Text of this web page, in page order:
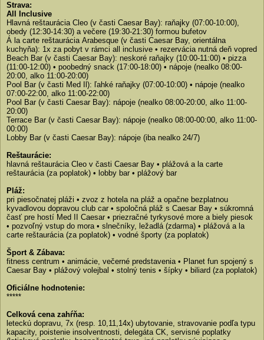
Strava:
All Inclusive
Hlavná reštaurácia Cleo (v časti Caesar Bay): raňajky (07:00-10:00),
obedy (12:30-14:30) a večere (19:30-21:30) formou bufetov
Á la carte reštaurácia Arabesque (v časti Caesar Bay, orientálna
kuchyňa): 1x za pobyt v rámci all inclusive • rezervácia nutná deň vopred
Beach Bar (v časti Caesar Bay): neskoré raňajky (10:00-11:00) • pizza
(11:00-12:00) • poobedný snack (17:00-18:00) • nápoje (nealko 08:00-
20:00, alko 11:00-20:00)
Pool Bar (v časti Med Il): ľahké raňajky (07:00-10:00) • nápoje (nealko
07:00-22:00, alko 11:00-22:00)
Pool Bar (v časti Caesar Bay): nápoje (nealko 08:00-20:00, alko 11:00-
20:00)
Terrace Bar (v časti Caesar Bay): nápoje (nealko 08:00-00:00, alko 11:00-
00:00)
Lobby Bar (v časti Caesar Bay): nápoje (iba nealko 24/7)
Reštaurácie:
hlavná reštaurácia Cleo v časti Caesar Bay • plážová a la carte
reštaurácia (za poplatok) • lobby bar • plážový bar
Pláž:
pri piesočnatej pláži • zvoz z hotela na pláž a opačne bezplatnou
kyvadlovou dopravou club car • spoločná pláž s Caesar Bay • súkromná
časť pre hostí Med II Caesar • priezračné tyrkysové more a biely piesok
• pozvoľný vstup do mora • slnečníky, ležadlá (zdarma) • plážová a la
carte reštaurácia (za poplatok) • vodné športy (za poplatok)
Šport & Zábava:
fitness centrum • animácie, večerné predstavenia • Planet fun spojený s
Caesar Bay • plážový volejbal • stolný tenis • šípky • biliard (za poplatok)
Oficiálne hodnotenie:
*****
Celková cena zahŕňa:
leteckú dopravu, 7x (resp. 10,11,14x) ubytovanie, stravovanie podľa typu
kapacity, poistenie insolventnosti, delegáta CK, servisné poplatky